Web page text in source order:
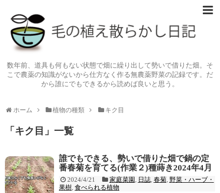
数年前、道具も何もない状態で畑に繰り出して勢いで借りた畑。そ
こで農薬の知識がないから仕方なく作る無農薬野菜の記録です。だ
から誰にでもできるから読めば良いと思う。
ホーム 植物の種類 キク目
「 キク目 」 一覧
誰でもできる、勢いで借りた畑で鍋の定
番春菊を育てる(作業２)種蒔き2024年4月
2024/4/21 家庭菜園 日誌, 春菊, 野菜・ハーブ・
果樹 食べられる植物